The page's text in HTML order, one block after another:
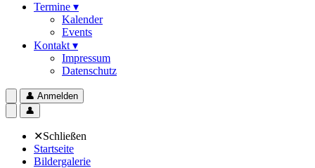
Termine ▾
Kalender
Events
Kontakt ▾
Impressum
Datenschutz
👤 Anmelden
👤
✕Schließen
Startseite
Bildergalerie